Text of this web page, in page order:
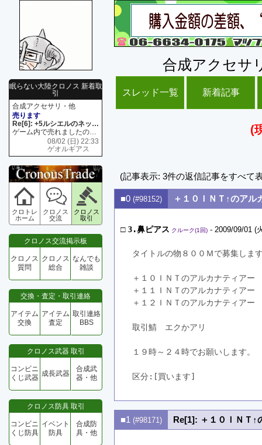
眠らない大陸クロノス 新着取
引
合成アクセサリ・他
売ります
Re[6]: +5ルシエルのネックレス
ゲーム内で売れましたので 在庫がネク1 リング4 となります リングのお値段は80G といたします
08/02 (日) 22:33
ゲオルギアス
クロトレ
ホーム
クロノス
交流
クロノス
取引
クロノス交流掲示板
クロノス
質問
クロノス
総合
なんでも
雑談
交換・査定・取引連絡
アイテム
交換
アイテム
査定
取引連絡
BBS
クロノス武器 取引
コンビニ
くじ武器 成長武器
合成武
器・他
クロノス防具 取引
コンビニ
くじ防具
イベント
防具
合成防
具・他
合成アクセサ
スレッド一覧 新着記事
(
(記事表示: 3件の返信記事をすべて
■0 (#98152) ＋１０ＩＮＴ↑のアル
□3.鼻ピアス クルーク(1回) - 2009/09/01 (
タイトルの物８００Ｍで募集しま
＋１０ＩＮＴのアルカナティアー
＋１１ＩＮＴのアルカナティアー
＋１２ＩＮＴのアルカナティアー
取引鯖　エクかアリ
１９時～２４時でお願いします。
区分:[買います]
■1 (#98171) Re[1]: ＋１０ＩＮＴ↑